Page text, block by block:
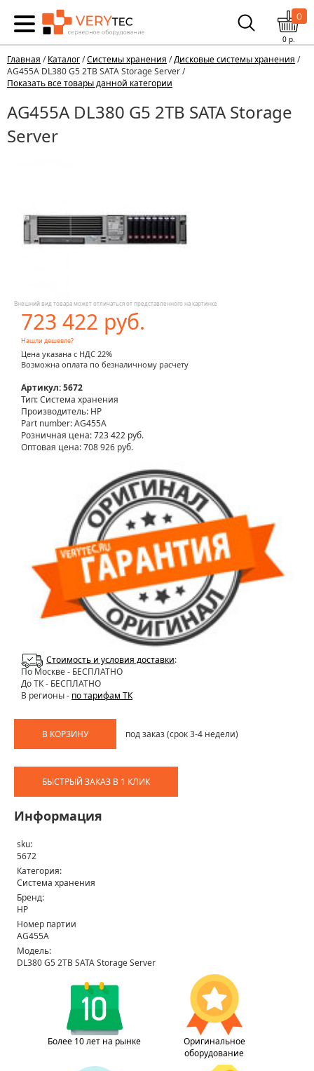
0
0р.
Главная /Каталог/Системы хранения /Дисковые системы хранения /
AG455A DL380 G5 2TB SATA Storage Server /
Показать все товары данной категории
AG455A DL380 G5 2TB SATA Storage
Server
Внешний вид товара может отличаться от представленного на картинке
723 422 руб.
Нашли дешевле?
Цена указана с НДС 22%
Возможна оплата по безналичному расчету
Артикул: 5672
Тип: Система хранения
Производитель: HP
Part number: AG455A
Розничная цена:723 422 руб.
Оптовая цена: 708 926 руб.
Стоимость и условия доставки:
По Москве- БЕСПЛАТНО
До ТК - БЕСПЛАТНО
В регионы - по тарифам ТК
В КОРЗИНУ под заказ (срок 3-4 недели)
БЫСТРЫЙ ЗАКАЗ В 1 КЛИК
Информация
sku:
5672
Категория:
Система хранения
Бренд:
HP
Номер партии
AG455A
Модель:
DL380 G5 2TB SATA Storage Server
Более 10 лет на рынке
Оригинальное
оборудование